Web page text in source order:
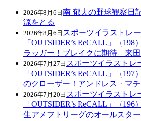
2026年8月6日 南 郁夫の野球観察日
涼をとる
2026年8月6日 スポーツイラストレ
「OUTSIDER’s ReCALL」（198
ラッガー！ブレイクに期待！来
2026年7月27日 スポーツイラストレ
「OUTSIDER’s ReCALL」（
のクローザー！アンドレス・マ
2026年7月20日 スポーツイラストレ
「OUTSIDER’s ReCALL」（
生アメフトリーグのオールスタ